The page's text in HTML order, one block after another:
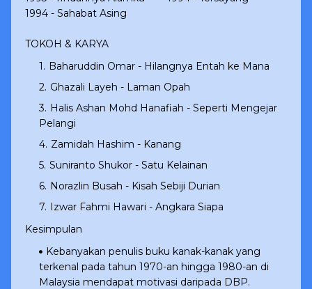
1994 - Sahabat Asing
TOKOH & KARYA
Baharuddin Omar - Hilangnya Entah ke Mana
Ghazali Layeh - Laman Opah
Halis Ashan Mohd Hanafiah - Seperti Mengejar
Pelangi
Zamidah Hashim - Kanang
Suniranto Shukor - Satu Kelainan
Norazlin Busah - Kisah Sebiji Durian
Izwar Fahmi Hawari - Angkara Siapa
Kesimpulan
Kebanyakan penulis buku kanak-kanak yang
terkenal pada tahun 1970-an hingga 1980-an di
Malaysia mendapat motivasi daripada DBP.